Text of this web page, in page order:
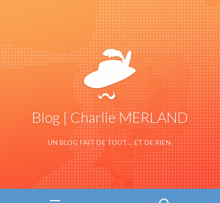
Blog | Charlie MERLAND
UN BLOG FAIT DE TOUT… ET DE RIEN.